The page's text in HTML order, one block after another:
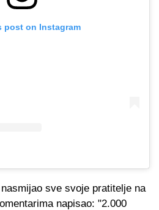
post on Instagram
sve svoje pratitelje na
napisao: "2.000